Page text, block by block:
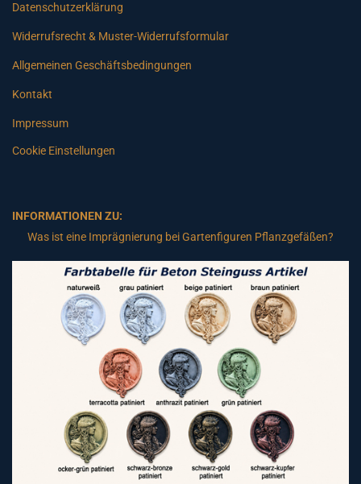
Datenschutzerklärung
Widerrufsrecht & Muster-Widerrufsformular
Allgemeinen Geschäftsbedingungen
Kontakt
Impressum
Cookie Einstellungen
INFORMATIONEN ZU:
Was ist eine Imprägnierung bei Gartenfiguren Pflanzgefäßen?